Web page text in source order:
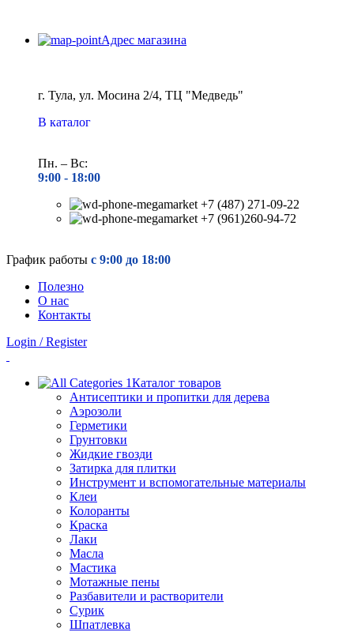
Адрес магазина
г. Тула, ул. Мосина 2/4, ТЦ "Медведь"
В каталог
Пн. – Вс:
9:00 - 18:00
+7 (487) 271-09-22
+7 (961)260-94-72
График работы с 9:00 до 18:00
Полезно
О нас
Контакты
Login / Register
Каталог товаров
Антисептики и пропитки для дерева
Аэрозоли
Герметики
Грунтовки
Жидкие гвозди
Затирка для плитки
Инструмент и вспомогательные материалы
Клеи
Колоранты
Краска
Лаки
Масла
Мастика
Мотажные пены
Разбавители и растворители
Сурик
Шпатлевка